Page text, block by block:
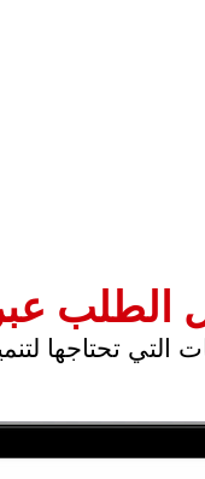
الطلب
تحتاجها